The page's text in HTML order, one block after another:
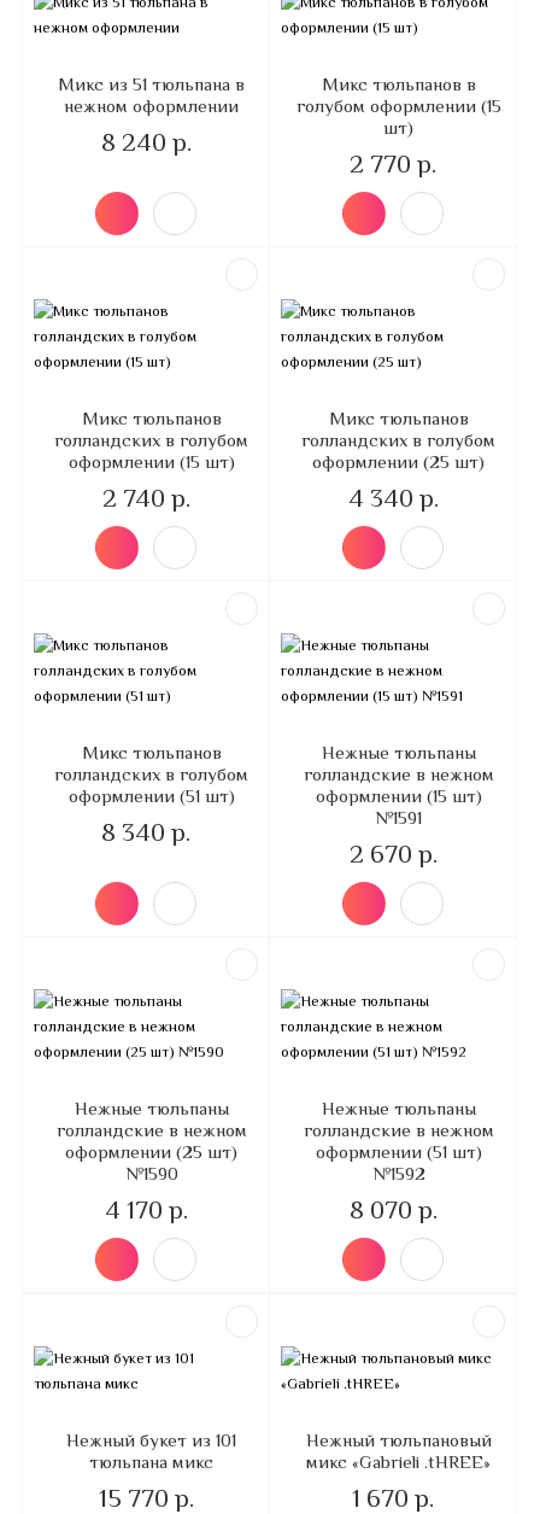
Микс из 51 тюльпана в
нежном оформлении
8 240 р.
Микс тюльпанов в
голубом оформлении (15
шт)
2 770 р.
Микс тюльпанов
голландских в голубом
оформлении (15 шт)
2 740 р.
Микс тюльпанов
голландских в голубом
оформлении (25 шт)
4 340 р.
Микс тюльпанов
голландских в голубом
оформлении (51 шт)
8 340 р.
Нежные тюльпаны
голландские в нежном
оформлении (15 шт)
№1591
2 670 р.
Нежные тюльпаны
голландские в нежном
оформлении (25 шт)
№1590
4 170 р.
Нежные тюльпаны
голландские в нежном
оформлении (51 шт)
№1592
8 070 р.
Нежный букет из 101
тюльпана микс
15 770 р.
Нежный тюльпановый
микс «Gabrieli .tHREE»
1 670 р.